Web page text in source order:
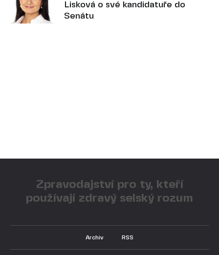
Lisková o své kandidatuře do
Senátu
Zpravodajství pro ty, kteří
používají zdravý selský rozum
Archiv RSS